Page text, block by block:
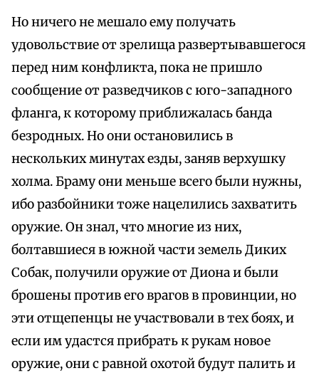
Но ничего не мешало ему получать
удовольствие от зрелища развертывавшегося
перед ним конфликта, пока не пришло
сообщение от разведчиков с юго-западного
фланга, к которому приближалась банда
безродных. Но они остановились в
нескольких минутах езды, заняв верхушку
холма. Браму они меньше всего были нужны,
ибо разбойники тоже нацелились захватить
оружие. Он знал, что многие из них,
болтавшиеся в южной части земель Диких
Собак, получили оружие от Диона и были
брошены против его врагов в провинции, но
эти отщепенцы не участвовали в тех боях, и
если им удастся прибрать к рукам новое
оружие, они с равной охотой будут палить и